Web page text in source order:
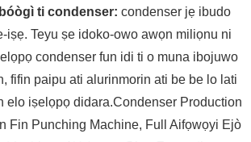
ti condenser: condenser jẹ ibudo
iṣẹ. Teyu ṣe idoko-owo awọn miliọnu ni
condenser fun idi ti o muna ibojuwo
fifin paipu ati alurinmorin ati be be lo lati
elo iṣelọpọ didara.Condenser Production
Fin Punching Machine, Full Aifọwọyi Ejò